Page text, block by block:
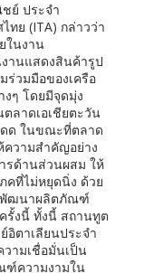
ย์ ประจำ
ทย (ITA) กล่าวว่า
ในงาน
งานแสดงสินค้ารูป
ร่วมมือของเครือ
ๆ โดยมีจุดมุ่ง
ลาดเอเชียตะวัน
ดด ในขณะที่ตลาด
ความสำคัญอย่าง
รด้านส่วนผสม ให้
คที่ไม่หยุดนิ่ง ด้วย
พัฒนาผลิตภัณฑ์
รั้งนี้ ทั้งนี้ สถานทูต
อิตาเลียนประจำ
วามเชื่อมั่นเป็น
ฑ์ความงามใน